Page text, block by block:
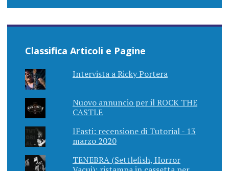
Classifica Articoli e Pagine
Intervista a Ricky Portera
Nuovo annuncio per il ROCK THE
CASTLE
IFasti: recensione di Tutorial - 13
marzo 2020
TENEBRA (Settlefish, Horror